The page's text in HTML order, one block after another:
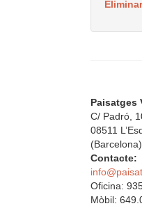
Paisatges
C/ Padró,
08511
(Barcelona)
Contacte:
Oficina:
Mòbil: